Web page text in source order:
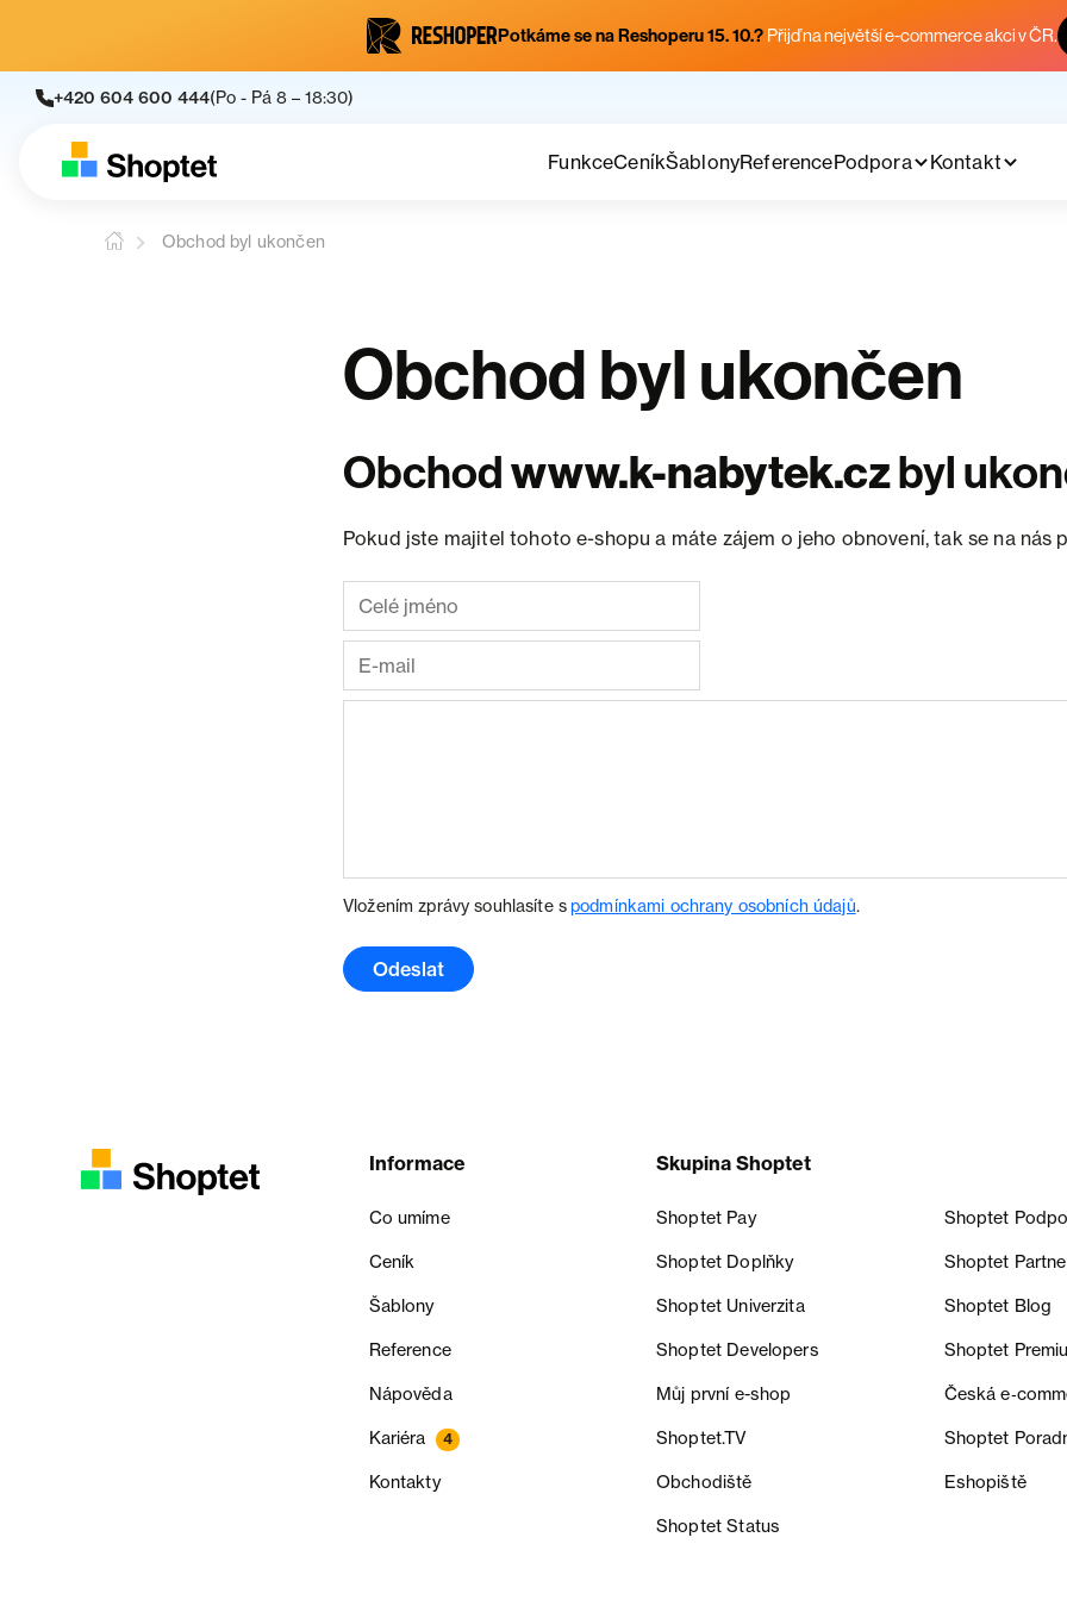
Potkáme se na Reshoperu 15. 10.? Přijď na největší e-commerce akci v ČR.
+420 604 600 444(Po - Pá 8 – 18:30)
FunkceCeníkŠablonyReferencePodpora Kontakt
Obchod byl ukončen
Obchod byl ukončen
Obchodwww.k-nabytek.czbyl
Pokud jste majitel tohoto e-shopu a máte zájem o jeho obnovení, tak se na nás
Vložením zprávy souhlasíte spodmínkami ochrany osobních údajů.
Odeslat
Informace
Co umíme
Ceník
Šablony
Reference
Nápověda
Kariéra 4
Kontakty
Skupina Shoptet
Shoptet Pay Shoptet
Shoptet Doplňky Shoptet
Shoptet Univerzita Shoptet Blog
Shoptet Developers Shoptet
Můj první e-shop Česká
Shoptet.TV Shoptet
Obchodiště Eshopiště
Shoptet Status